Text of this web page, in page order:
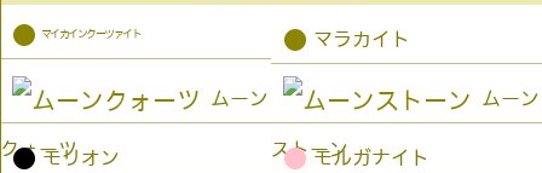
● マイカインクーツァイト ● マラカイト
ムーン
クォーツ
ムーン
ストーン
● モリオン ● モルガナイト